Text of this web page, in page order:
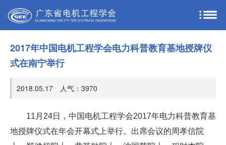
2017年中国电机工程学会电力科普教育基地授牌仪
式在南宁举行
2018.05.17 人气： 3970
11月24日，中国电机工程学会2017年电力科普教育基
地授牌仪式在年会开幕式上举行。出席会议的周孝信院